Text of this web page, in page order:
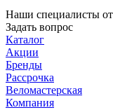
Наши специалисты
Задать вопрос
Каталог
Акции
Бренды
Рассрочка
Веломастерская
Компания